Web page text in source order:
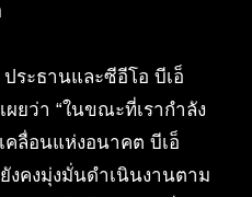
ระธานและซีอีโอ บีเอ็
ผยว่า “ในขณะที่เรากำลัง
คลื่อนแห่งอนาคต บีเอ็
งคงมุ่งมั่นดำเนินงานตาม